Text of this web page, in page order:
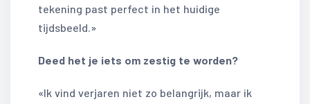
tekening past perfect in het huidige
tijdsbeeld.»
Deed het je iets om zestig te worden?
«Ik vind verjaren niet zo belangrijk, maar ik